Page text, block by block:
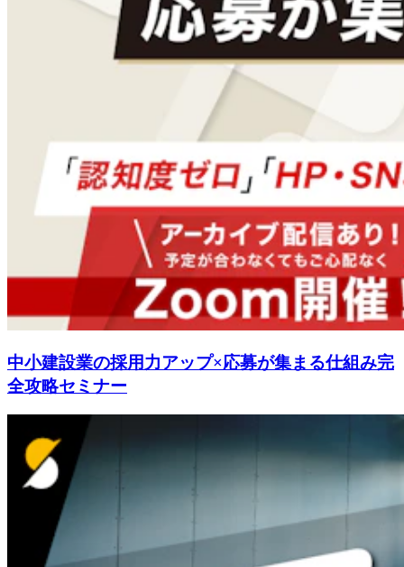
中小建設業の採用力アップ×応募が集まる仕組み完
全攻略セミナー